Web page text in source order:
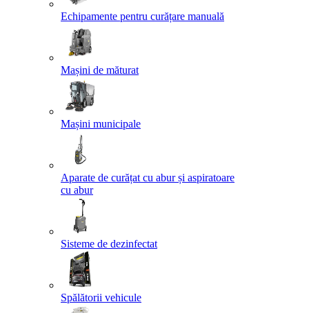
Echipamente pentru curățare manuală
Mașini de măturat
Mașini municipale
Aparate de curățat cu abur și aspiratoare
cu abur
Sisteme de dezinfectat
Spălătorii vehicule